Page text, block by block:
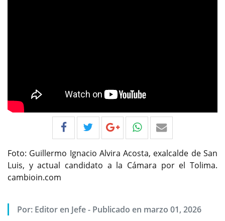
Foto: Guillermo Ignacio Alvira Acosta, exalcalde de San
Luis, y actual candidato a la Cámara por el Tolima.
cambioin.com
Por: Editor en Jefe- Publicado en marzo 01, 2026